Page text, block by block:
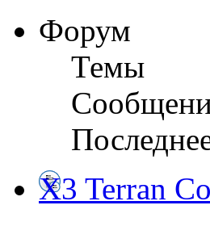
Форум
Темы
X3 Terran